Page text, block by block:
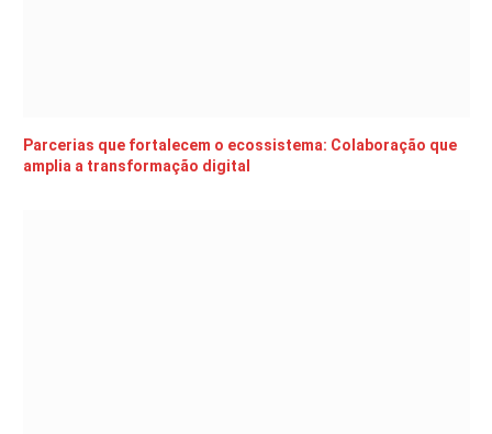
Parcerias que fortalecem o ecossistema: Colaboração que
amplia a transformação digital